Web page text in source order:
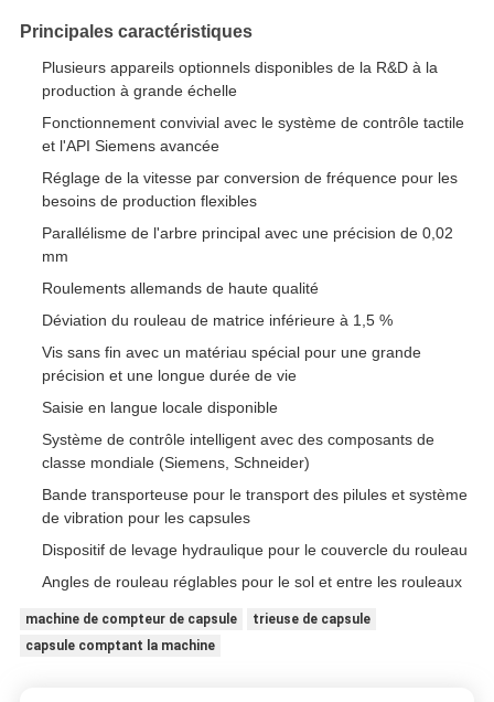
Principales caractéristiques
Plusieurs appareils optionnels disponibles de la R&D à la
production à grande échelle
Fonctionnement convivial avec le système de contrôle tactile
et l'API Siemens avancée
Réglage de la vitesse par conversion de fréquence pour les
besoins de production flexibles
Parallélisme de l'arbre principal avec une précision de 0,02
mm
Roulements allemands de haute qualité
Déviation du rouleau de matrice inférieure à 1,5 %
Vis sans fin avec un matériau spécial pour une grande
précision et une longue durée de vie
Saisie en langue locale disponible
Système de contrôle intelligent avec des composants de
classe mondiale (Siemens, Schneider)
Bande transporteuse pour le transport des pilules et système
de vibration pour les capsules
Dispositif de levage hydraulique pour le couvercle du rouleau
Angles de rouleau réglables pour le sol et entre les rouleaux
machine de compteur de capsule
trieuse de capsule
capsule comptant la machine